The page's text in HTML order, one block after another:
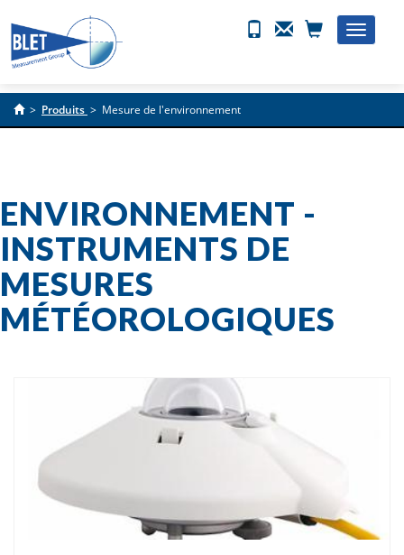
Toggle
> Produits > Mesure de l'environnement
ENVIRONNEMENT -
INSTRUMENTS DE
MESURES
MÉTÉOROLOGIQUES